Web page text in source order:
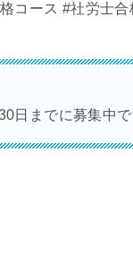
コース #社労士合
日までに募集中